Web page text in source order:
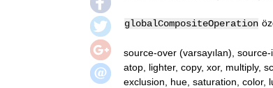
globalCompositeOperation
source-over (varsayılan),
atop, lighter, copy, xor, multiply,
exclusion, hue, saturation, color,